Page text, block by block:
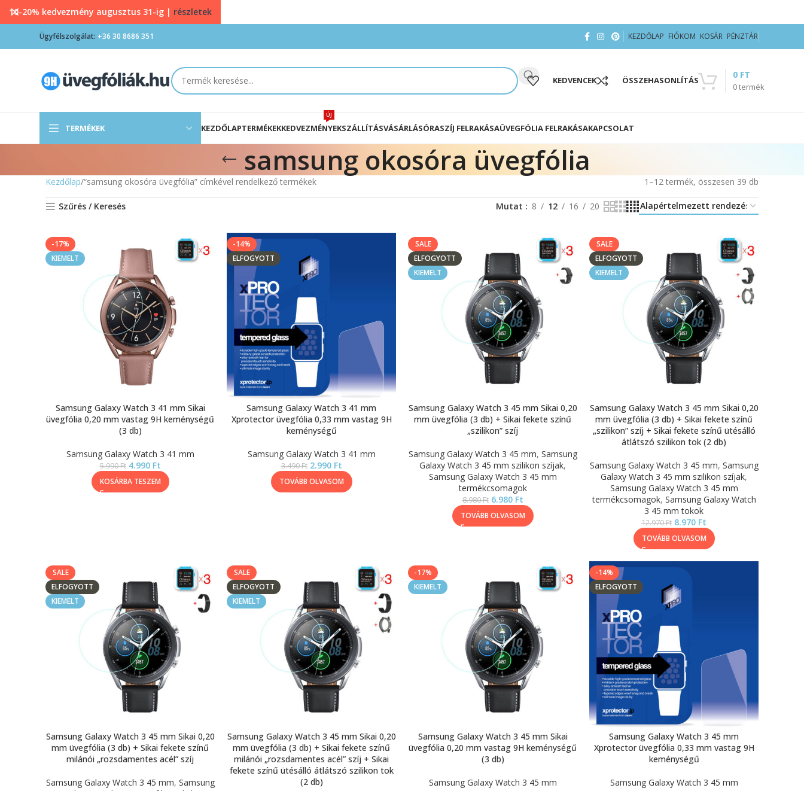
Ügyfélszolgálat: +36 30 8686 351 KEZDŐLAP FIÓKOM KOSÁR PÉNZTÁR
KEDVENCEK ÖSSZEHASONLÍTÁS
0termék
0 FT
TERMÉKEK KEZDŐLAPTERMÉKEKKEDVEZMÉNYEK
ÚJ
SZÁLLÍTÁSVÁSÁRLÁSÓRASZÍJ FELRAKÁSAÜVEGFÓLIA FELRAKÁSAKAPCSOLAT
samsung okosóra üvegfólia
Kezdőlap “samsung okosóra üvegfólia” címkével rendelkező termékek 1–12 termék, összesen 39 db
Szűrés / Keresés Mutat 8 12 16 20
-17%
KIEMELT
Samsung Galaxy Watch 3 41 mm Sikai
üvegfólia 0,20 mm vastag 9H keménységű
(3 db)
Samsung Galaxy Watch 3 41 mm
5.990Ft 4.990 Ft
KOSÁRBA TESZEM
-14%
ELFOGYOTT
Samsung Galaxy Watch 3 41 mm
Xprotector üvegfólia 0,33 mm vastag 9H
keménységű
Samsung Galaxy Watch 3 41 mm
3.490Ft 2.990 Ft
TOVÁBB OLVASOM
SALE
ELFOGYOTT
KIEMELT
Samsung Galaxy Watch 3 45 mm Sikai 0,20
mm üvegfólia (3 db) + Sikai fekete színű
„szilikon” szíj
Samsung Galaxy Watch 3 45 mm, Samsung
Galaxy Watch 3 45 mm szilikon szíjak,
Samsung Galaxy Watch 3 45 mm
termékcsomagok
8.980Ft 6.980 Ft
TOVÁBB OLVASOM
SALE
ELFOGYOTT
KIEMELT
Samsung Galaxy Watch 3 45 mm Sikai 0,20
mm üvegfólia (3 db) + Sikai fekete színű
„szilikon” szíj + Sikai fekete színű ütésálló
átlátszó szilikon tok (2 db)
Samsung Galaxy Watch 3 45 mm, Samsung
Galaxy Watch 3 45 mm szilikon szíjak,
Samsung Galaxy Watch 3 45 mm
termékcsomagok, Samsung Galaxy Watch
3 45 mm tokok
12.970Ft 8.970 Ft
TOVÁBB OLVASOM
SALE
ELFOGYOTT
KIEMELT
Samsung Galaxy Watch 3 45 mm Sikai 0,20
mm üvegfólia (3 db) + Sikai fekete színű
milánói „rozsdamentes acél” szíj
Samsung Galaxy Watch 3 45 mm, Samsung
SALE
ELFOGYOTT
KIEMELT
Samsung Galaxy Watch 3 45 mm Sikai 0,20
mm üvegfólia (3 db) + Sikai fekete színű
milánói „rozsdamentes acél” szíj + Sikai
fekete színű ütésálló átlátszó szilikon tok
(2 db)
-17%
KIEMELT
Samsung Galaxy Watch 3 45 mm Sikai
üvegfólia 0,20 mm vastag 9H keménységű
(3 db)
Samsung Galaxy Watch 3 45 mm
-14%
ELFOGYOTT
Samsung Galaxy Watch 3 45 mm
Xprotector üvegfólia 0,33 mm vastag 9H
keménységű
Samsung Galaxy Watch 3 45 mm
10-20% kedvezmény augusztus 31-ig | részletek